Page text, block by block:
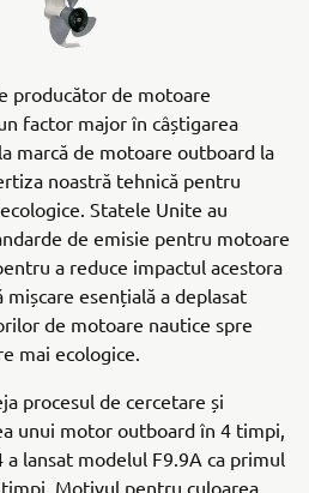
producător de motoare
factor major în câștigarea
marcă de motoare outboard la
noastră tehnică pentru
Statele Unite au
de emisie pentru motoare
a reduce impactul acestora
esențială a deplasat
de motoare nautice spre
mai ecologice.
procesul de cercetare și
unui motor outboard în 4 timpi,
lansat modelul F9.9A ca primul
Motivul pentru culoarea